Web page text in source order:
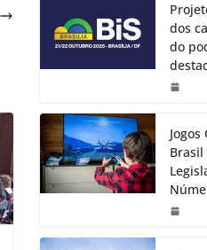
dos
do
Brasil